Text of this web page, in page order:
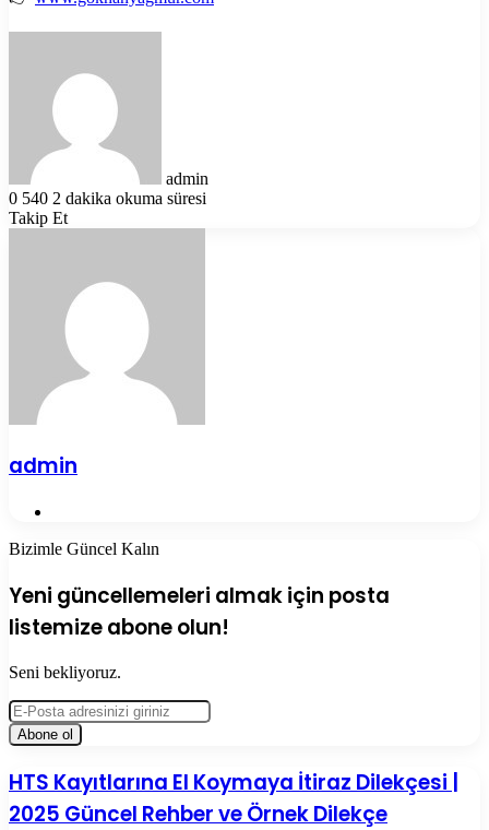
admin
0 540 2 dakika okuma süresi
Takip Et
admin
Bizimle Güncel Kalın
Yeni güncellemeleri almak için posta
listemize abone olun!
Seni bekliyoruz.
E-
Posta
adresinizi
HTS
Kayıtlarına
El
HTS Kayıtlarına El Koymaya İtiraz Dilekçesi |
2025 Güncel Rehber ve Örnek Dilekçe